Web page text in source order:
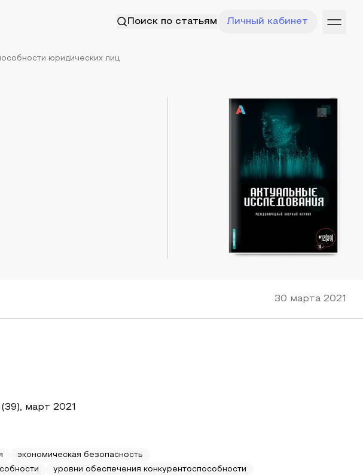
Поиск по статьям Личный кабинет
юридических лиц
30 марта 2021
март 2021
экономическая безопасность
уровни обеспечения конкурентоспособности